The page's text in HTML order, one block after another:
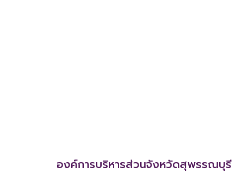
องค์การบริหารส่วนจังหวัดสุพรรณบุรี